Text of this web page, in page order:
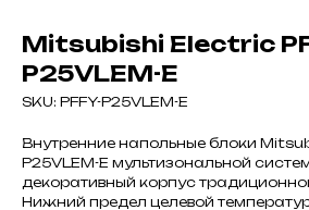
Mitsubishi Electric
P25VLEM-E
SKU: PFFY-P25VLEM-E
Внутренние напольные блоки
P25VLEM-E мультизональной
декоративный корпус
Нижний предел целевой